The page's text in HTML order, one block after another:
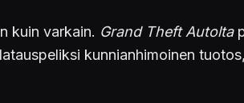
kuin varkain. Grand Theft Autolta
kunnianhimoinen